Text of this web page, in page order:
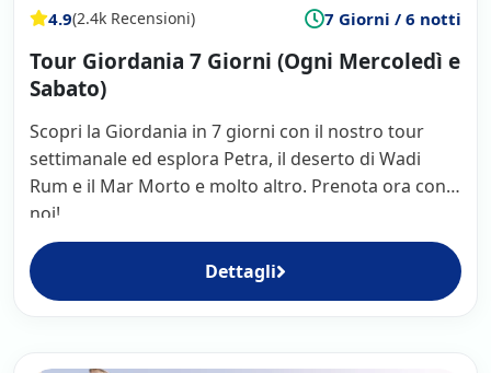
4.9(2.4k Recensioni) 7 Giorni / 6 notti
Tour Giordania 7 Giorni (Ogni Mercoledì e
Sabato)
Scopri la Giordania in 7 giorni con il nostro tour
settimanale ed esplora Petra, il deserto di Wadi
Rum e il Mar Morto e molto altro. Prenota ora con
noi!
Dettagli